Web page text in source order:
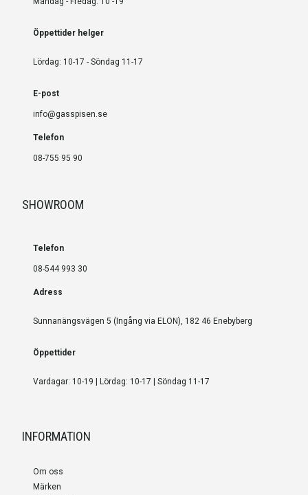
Öppettider helger
Lördag: 10-17 - Söndag 11-17
E-post
info@gasspisen.se
Telefon
08-755 95 90
SHOWROOM
Telefon
08-544 993 30
Adress
Sunnanängsvägen 5 (Ingång via ELON), 182 46 Enebyberg
Öppettider
Vardagar: 10-19 | Lördag: 10-17 | Söndag 11-17
INFORMATION
Om oss
Märken